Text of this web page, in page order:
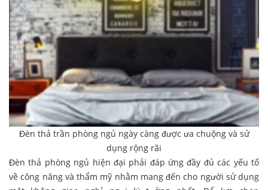
Đèn thả trần phòng ngủ ngày càng được ưa chuộng và sử
dụng rộng rãi
Đèn thả phòng ngủ hiện đại phải đáp ứng đầy đủ các yếu tố
về công năng và thẩm mỹ nhằm mang đến cho người sử dụng